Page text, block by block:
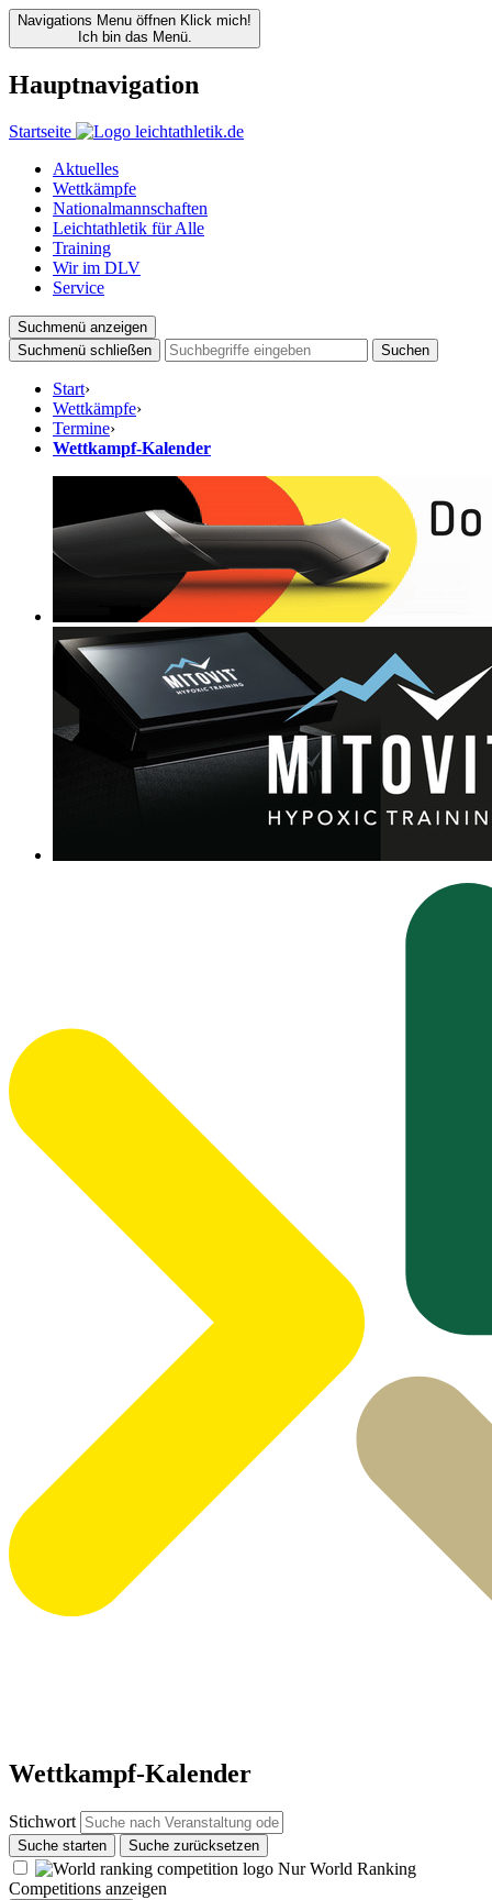
Navigations Menu öffnen Klick mich!
Ich bin das Menü.
Hauptnavigation
Startseite
Aktuelles
Wettkämpfe
Nationalmannschaften
Leichtathletik für Alle
Training
Wir im DLV
Service
Suchmenü anzeigen
Suchmenü schließen
Suchen
Start›
Wettkämpfe›
Termine›
Wettkampf-Kalender
Wettkampf-Kalender
Stichwort
Suche starten Suche zurücksetzen
Nur World Ranking
Competitions anzeigen